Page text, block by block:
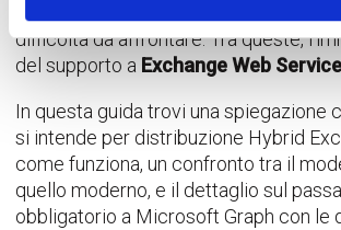
migrazioni progressive, che porta con
difficoltà da affrontare. Tra queste,
del supporto a Exchange Web
In questa guida trovi una spiegazione
si intende per distribuzione Hybrid
come funziona, un confronto tra il
quello moderno, e il dettaglio sul
obbligatorio a Microsoft Graph con le